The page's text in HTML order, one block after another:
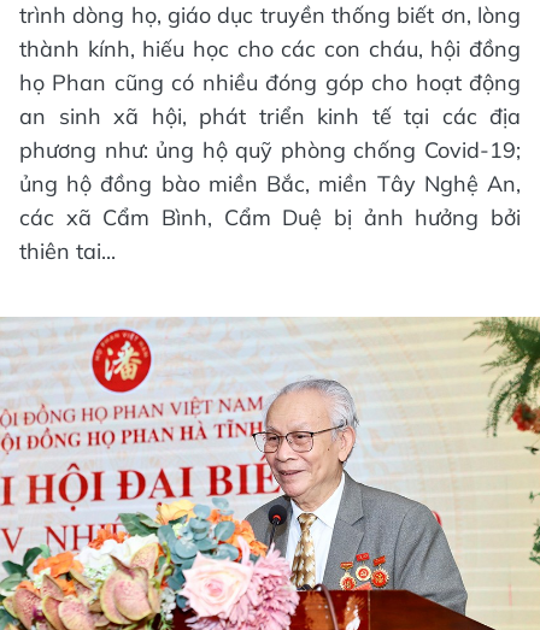
trình dòng họ, giáo dục truyền thống biết ơn, lòng
thành kính, hiếu học cho các con cháu, hội đồng
họ Phan cũng có nhiều đóng góp cho hoạt động
an sinh xã hội, phát triển kinh tế tại các địa
phương như: ủng hộ quỹ phòng chống Covid-19;
ủng hộ đồng bào miền Bắc, miền Tây Nghệ An,
các xã Cẩm Bình, Cẩm Duệ bị ảnh hưởng bởi
thiên tai...